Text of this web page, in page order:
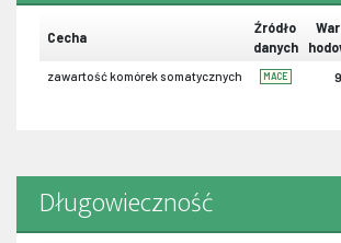
Cecha
Źródło
danych
zawartość komórek somatycznych MACE
Długowieczność